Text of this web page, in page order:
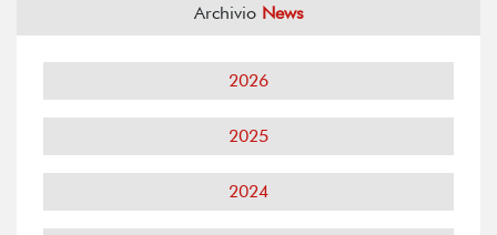
Archivio News
2026
2025
2024